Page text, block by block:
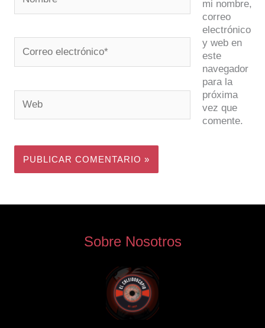
electrónico*
mi nombre,
correo
electrónico
y web en
este
navegador
para la
próxima
vez que
comente.
Sobre Nosotros